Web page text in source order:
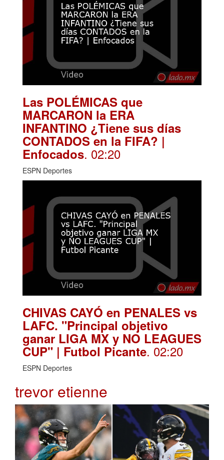
Las POLÉMICAS que
MARCARON la ERA
INFANTINO ¿Tiene sus días
CONTADOS en la FIFA? |
Enfocados. 02:20
ESPN Deportes
CHIVAS CAYÓ en PENALES vs
LAFC. "Principal objetivo
ganar LIGA MX y NO LEAGUES
CUP" | Futbol Picante. 02:20
ESPN Deportes
trevor etienne